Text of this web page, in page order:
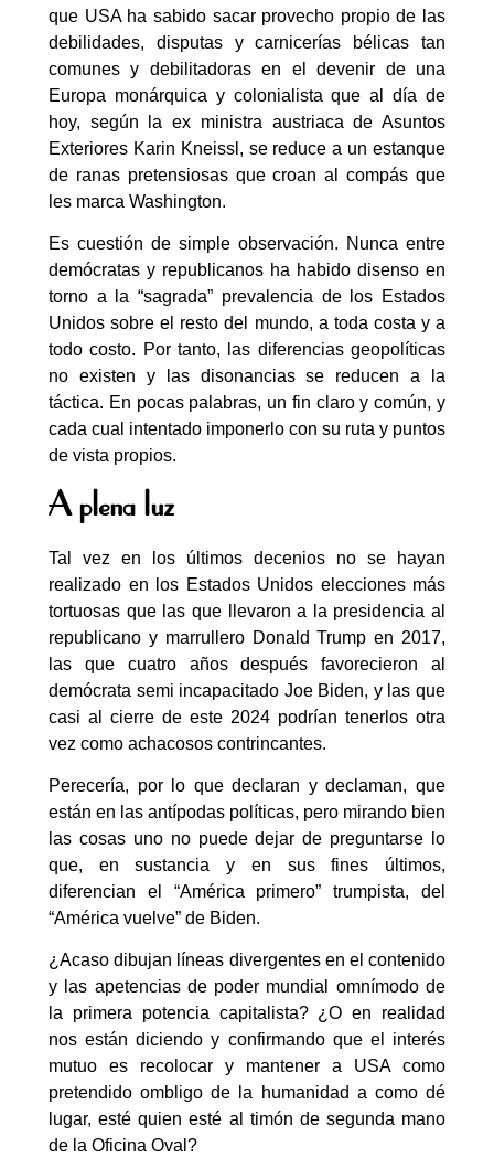
que USA ha sabido sacar provecho propio de las
debilidades, disputas y carnicerías bélicas tan
comunes y debilitadoras en el devenir de una
Europa monárquica y colonialista que al día de
hoy, según la ex ministra austriaca de Asuntos
Exteriores Karin Kneissl, se reduce a un estanque
de ranas pretensiosas que croan al compás que
les marca Washington.
Es cuestión de simple observación. Nunca entre
demócratas y republicanos ha habido disenso en
torno a la “sagrada” prevalencia de los Estados
Unidos sobre el resto del mundo, a toda costa y a
todo costo. Por tanto, las diferencias geopolíticas
no existen y las disonancias se reducen a la
táctica. En pocas palabras, un fin claro y común, y
cada cual intentado imponerlo con su ruta y puntos
de vista propios.
A plena luz
Tal vez en los últimos decenios no se hayan
realizado en los Estados Unidos elecciones más
tortuosas que las que llevaron a la presidencia al
republicano y marrullero Donald Trump en 2017,
las que cuatro años después favorecieron al
demócrata semi incapacitado Joe Biden, y las que
casi al cierre de este 2024 podrían tenerlos otra
vez como achacosos contrincantes.
Perecería, por lo que declaran y declaman, que
están en las antípodas políticas, pero mirando bien
las cosas uno no puede dejar de preguntarse lo
que, en sustancia y en sus fines últimos,
diferencian el “América primero” trumpista, del
“América vuelve” de Biden.
¿Acaso dibujan líneas divergentes en el contenido
y las apetencias de poder mundial omnímodo de
la primera potencia capitalista? ¿O en realidad
nos están diciendo y confirmando que el interés
mutuo es recolocar y mantener a USA como
pretendido ombligo de la humanidad a como dé
lugar, esté quien esté al timón de segunda mano
de la Oficina Oval?